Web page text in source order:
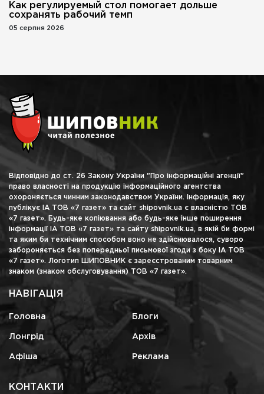
Как регулируемый стол помогает дольше
сохранять рабочий темп
05 серпня 2026
Відповідно до ст. 26 Закону України "Про інформаційні агенції"
право власності на продукцію інформаційного агентства
охороняється чинним законодавством України. Інформація, яку
публікує ІА ТОВ «7 газет» та сайт shipovnik.ua є власністю ТОВ
«7 газет». Будь-яке копіювання або будь-яке інше поширення
інформації ІА ТОВ «7 газет» та сайту shipovnik.ua, в якій би формі
та яким би технічним способом воно не здійснювалося, суворо
забороняється без попередньої письмової згоди з боку ІА ТОВ
«7 газет». Логотип ШИПОВНИК є зареєстрованим товарним
знаком (знаком обслуговування) ТОВ «7 газет».
НАВІГАЦІЯ
Головна Блоги
Лонгрід Архів
Афіша Реклама
КОНТАКТИ